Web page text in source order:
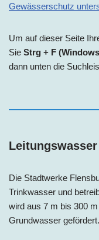
Gewässerschutz
Um auf dieser Seite
Sie Strg + F
dann unten die
Die Stadtwerke
Trinkwasser und
wird aus 7 m bis 300
Grundwasser gefördert.